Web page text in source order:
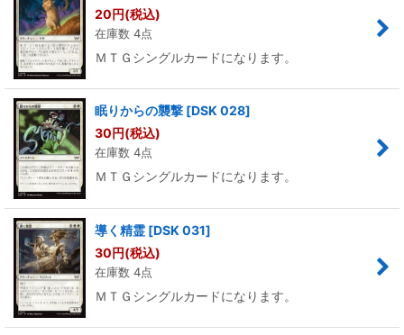
20円(税込)
在庫数 4点
ＭＴＧシングルカードになります。
眠りからの襲撃 [DSK 028]
30円(税込)
在庫数 4点
ＭＴＧシングルカードになります。
導く精霊 [DSK 031]
30円(税込)
在庫数 4点
ＭＴＧシングルカードになります。